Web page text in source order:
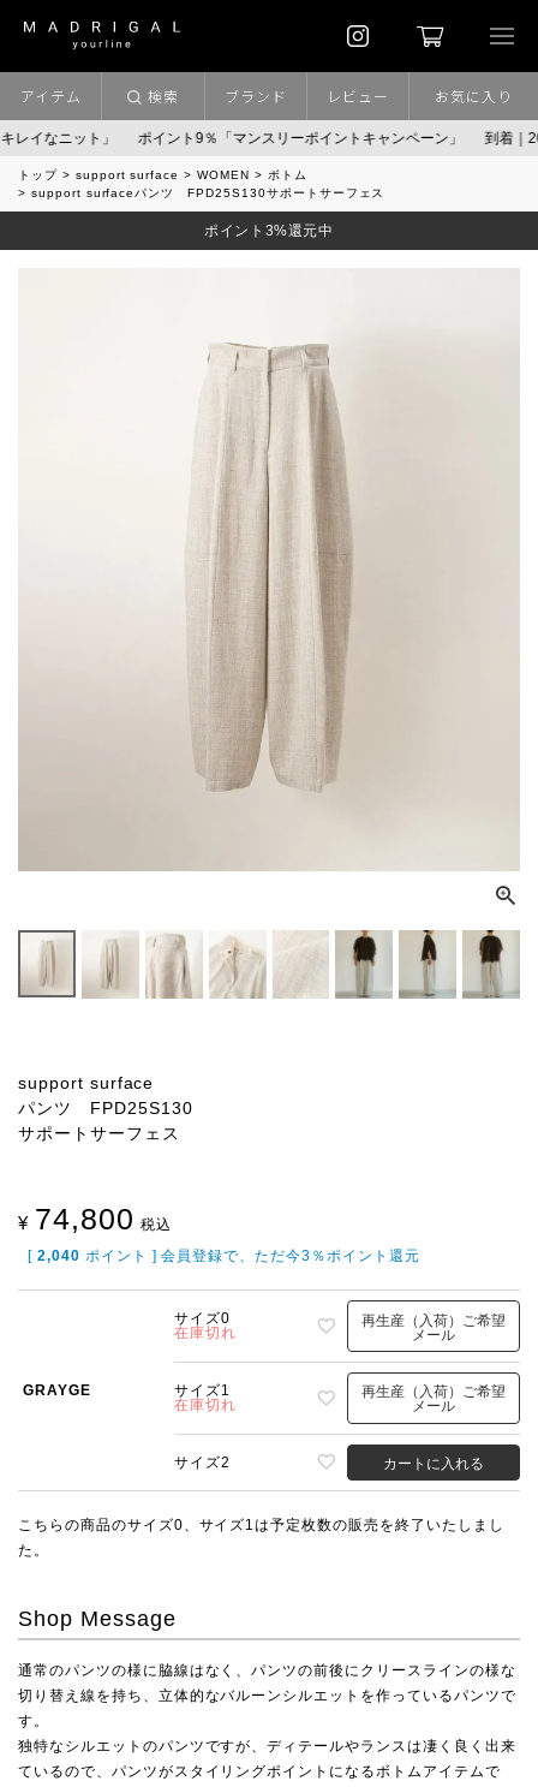
ポイント9％「マンスリーポイントキャンペーン」 到着｜2026AW「マガ
アイテム 検索 ブランド レビュー お気に入り
トップ support surface WOMEN
ボトム
support surfaceパンツ FPD25S130サポートサーフェス
ポイント3%還元中
support surface
パンツ FPD25S130
サポートサーフェス
¥ 74,800 税込
[ 2,040 ポイント ] 会員登録で、ただ今3％ポイント還元
GRAYGE
サイズ0
在庫切れ
再生産（入荷）ご希望
メール
サイズ1
在庫切れ
再生産（入荷）ご希望
メール
サイズ2 カートに入れる
こちらの商品のサイズ0、サイズ1は予定枚数の販売を終了いたしまし
た。
Shop Message
通常のパンツの様に脇線はなく、パンツの前後にクリースラインの様な
切り替え線を持ち、立体的なバルーンシルエットを作っているパンツで
す。
独特なシルエットのパンツですが、ディテールやランスは凄く良く出来
ているので、パンツがスタイリングポイントになるボトムアイテムで